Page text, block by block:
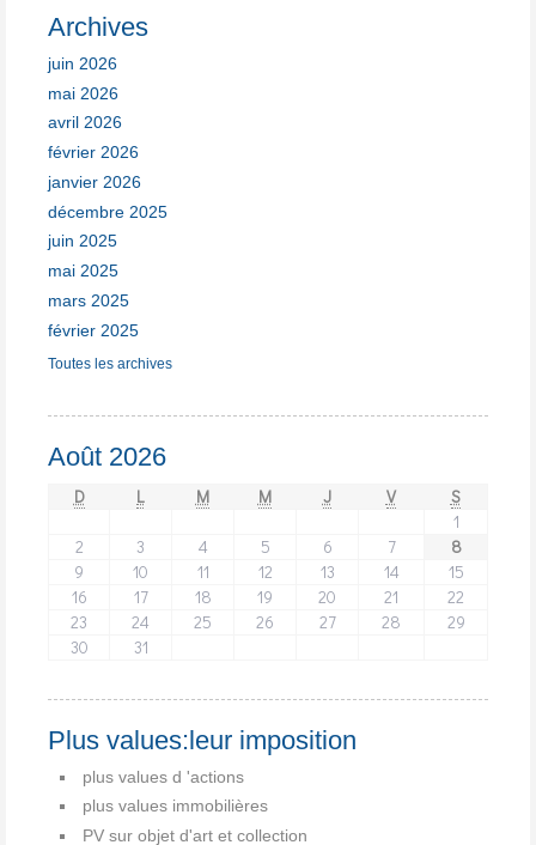
Archives
juin 2026
mai 2026
avril 2026
février 2026
janvier 2026
décembre 2025
juin 2025
mai 2025
mars 2025
février 2025
Toutes les archives
Août 2026
D L M M J V
S
1
2
3 4 5 6 7
8
9
10 11 12 13 14
15
16
17 18 19 20 21
22
23
24 25 26 27 28
29
30
31
Plus values:leur imposition
plus values d 'actions
plus values immobilières
PV sur objet d'art et collection